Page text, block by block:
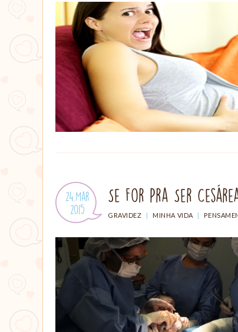
Publicado
em:
24.Mar
.
2015
Se For Pra Ser
CATEGORIAS:
GRAVIDEZ MINHA VIDA